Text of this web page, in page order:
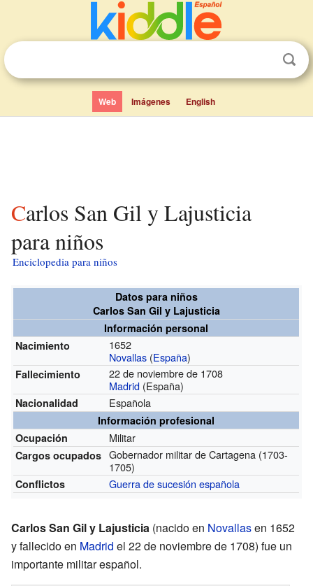
Web Imágenes English
Carlos San Gil y Lajusticia
para niños
Enciclopedia para niños
Datos para niños
Carlos San Gil y Lajusticia
Información personal
Nacimiento
1652
Novallas (España)
Fallecimiento
22 de noviembre de 1708
Madrid (España)
Nacionalidad Española
Información profesional
Ocupación
Militar
Cargos ocupados Gobernador militar de Cartagena (1703-
1705)
Conflictos Guerra de sucesión española
Carlos San Gil y Lajusticia (nacido en Novallasen 1652
y fallecido en Madrid el 22 de noviembre de 1708) fue un
importante militar español.